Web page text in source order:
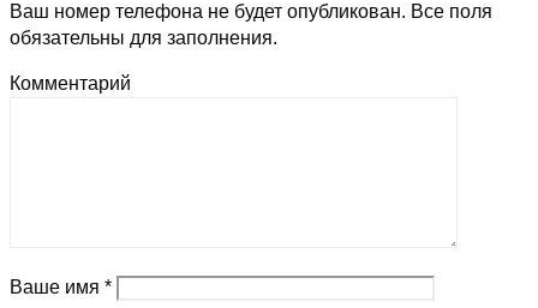
Ваш номер телефона не будет опубликован. Все поля
обязательны для заполнения.
Комментарий
Ваше имя *